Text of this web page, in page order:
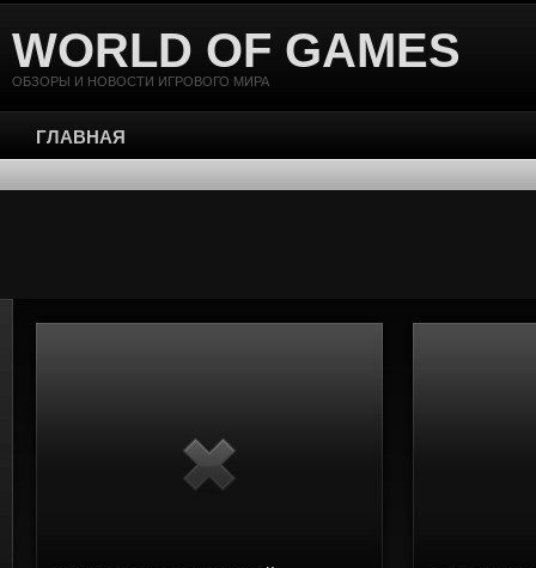
WORLD OF GAMES
ОБЗОРЫ И НОВОСТИ ИГРОВОГО МИРА
ГЛАВНАЯ